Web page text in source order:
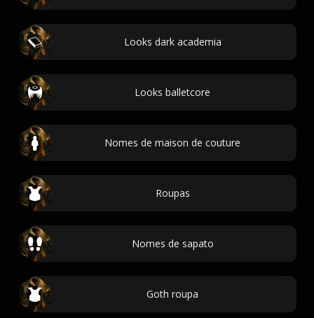
Looks dark academia
Looks balletcore
Nomes de maison de couture
Roupas
Nomes de sapato
Goth roupa